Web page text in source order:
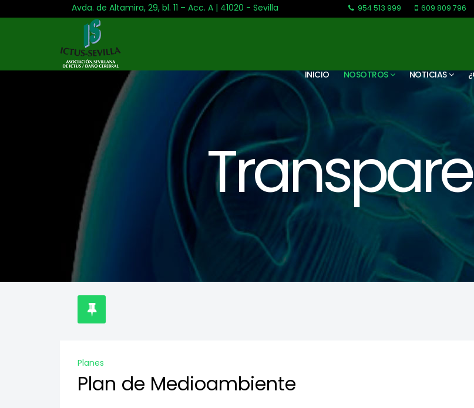
Avda. de Altamira, 29, bl. 11 – Acc. A | 41020 - Sevilla 954 513 999 609 809 796
INICIO NOSOTROS NOTICIAS
Planes
Plan de Medioambiente